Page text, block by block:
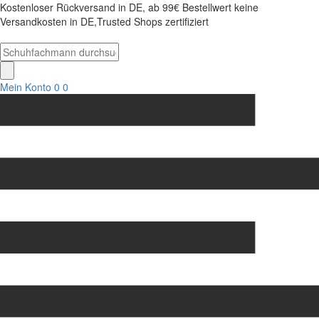
Kostenloser Rückversand in DE, ab 99€ Bestellwert keine
Versandkosten in DE,Trusted Shops zertifiziert
Mein Konto 0 0